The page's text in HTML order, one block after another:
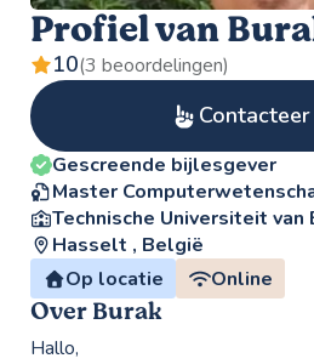
Profiel van
10(3 beoordelingen)
Gescreende bijlesgever
Master
Technische Universiteit van
Hasselt , België
Op locatie
Online
Over Burak
Hallo,